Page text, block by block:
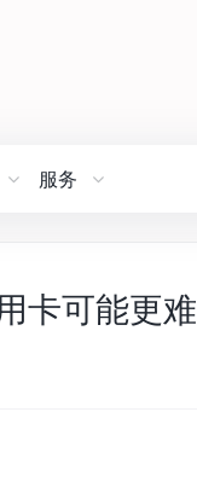
服务
卡可能更难